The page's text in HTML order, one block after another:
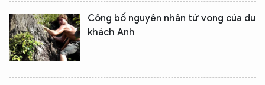
Công bố nguyên nhân tử vong của du
khách Anh